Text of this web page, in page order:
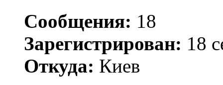
Сообщения: 18
Зарегистрирован: 18
Откуда: Киев